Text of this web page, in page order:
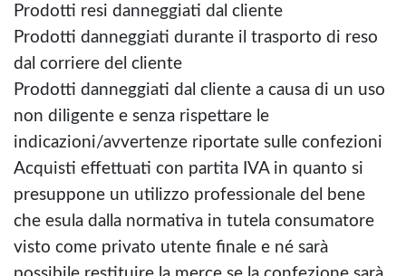
Prodotti resi danneggiati dal cliente
Prodotti danneggiati durante il trasporto di reso
dal corriere del cliente
Prodotti danneggiati dal cliente a causa di un uso
non diligente e senza rispettare le
indicazioni/avvertenze riportate sulle confezioni
Acquisti effettuati con partita IVA in quanto si
presuppone un utilizzo professionale del bene
che esula dalla normativa in tutela consumatore
visto come privato utente finale e né sarà